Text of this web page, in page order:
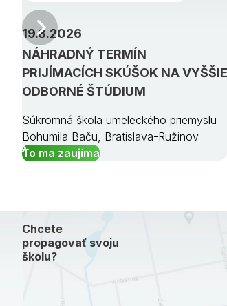
NÁHRADNÝ TERMÍN
PRIJÍMACÍCH SKÚŠOK NA VYŠŠIE
ODBORNÉ ŠTÚDIUM
19.8.2026
Súkromná škola umeleckého priemyslu
Bohumila Baču, Bratislava-Ružinov
To ma zaujíma
Predchádzajúci
Chcete
propagovať svoju
školu?